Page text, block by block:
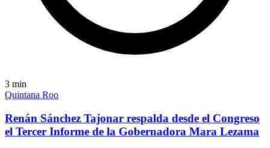
3 min
Quintana Roo
Renán Sánchez Tajonar respalda desde el Congreso
el Tercer Informe de la Gobernadora Mara Lezama